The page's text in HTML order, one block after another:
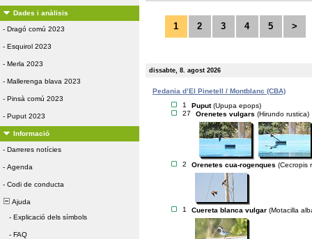
Dades i anàlisis
- Dragó comú 2023
- Esquirol 2023
- Merla 2023
- Mallerenga blava 2023
- Pinsà comú 2023
- Puput 2023
Informació
- Darreres notícies
- Agenda
- Codi de conducta
Ajuda
- Explicació dels símbols
- FAQ
1 2 3 4 5 >
dissabte, 8. agost 2026
Pedania d’El Pinetell / Montblanc (CBA)
1
Puput (Upupa epops)
27
Orenetes vulgars (Hirundo rustica)
2 Orenetes cua-rogenques (Cecropis
1 Cuereta blanca vulgar (Motacilla